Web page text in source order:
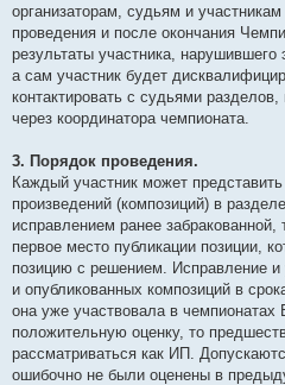
организаторам, судьям и
проведения и после окончания
результаты участника, нарушившего
а сам участник будет
контактировать с судьями
через координатора чемпионата.
3. Порядок проведения.
Каждый участник может
произведений (композиций) в
исправлением ранее
первое место публикации позиции,
позицию с решением. Исправление и
и опубликованных композиций в
она уже участвовала в чемпионатах
положительную оценку, то
рассматриваться как ИП.
ошибочно не были оценены в